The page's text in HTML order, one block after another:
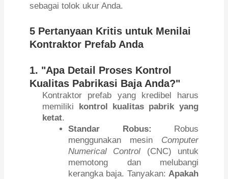
sebagai tolok ukur Anda.
5 Pertanyaan Kritis untuk Menilai
Kontraktor Prefab Anda
1. "Apa Detail Proses Kontrol
Kualitas Pabrikasi Baja Anda?"
Kontraktor prefab yang kredibel harus
memiliki kontrol kualitas pabrik yang
ketat.
Standar Robus: Robus
menggunakan mesin Computer
Numerical Control (CNC) untuk
memotong dan melubangi
kerangka baja. Tanyakan: Apakah